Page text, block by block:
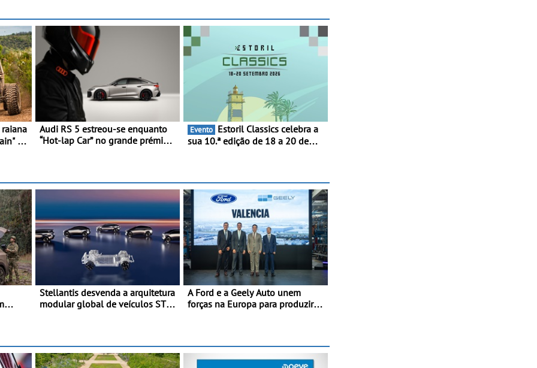
FUTURE fez a sua estreia
dinâmica, em público
-
Audi RS 5 estreou-se enquanto
“Hot-lap Car” no grande prémio
Evento
sua 10.ª edição de 18 a 20 de
Stellantis desvenda a arquitetura
modular global de veículos STLA
diferentes numa única
arquitetura escalável
A Ford e a Geely Auto unem
forças na Europa para produzir